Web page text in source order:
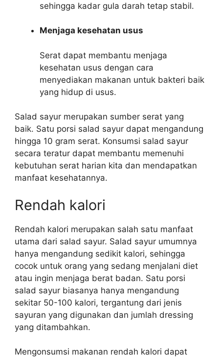
sehingga kadar gula darah tetap stabil.
Menjaga kesehatan usus
Serat dapat membantu menjaga
kesehatan usus dengan cara
menyediakan makanan untuk bakteri baik
yang hidup di usus.
Salad sayur merupakan sumber serat yang
baik. Satu porsi salad sayur dapat mengandung
hingga 10 gram serat. Konsumsi salad sayur
secara teratur dapat membantu memenuhi
kebutuhan serat harian kita dan mendapatkan
manfaat kesehatannya.
Rendah kalori
Rendah kalori merupakan salah satu manfaat
utama dari salad sayur. Salad sayur umumnya
hanya mengandung sedikit kalori, sehingga
cocok untuk orang yang sedang menjalani diet
atau ingin menjaga berat badan. Satu porsi
salad sayur biasanya hanya mengandung
sekitar 50-100 kalori, tergantung dari jenis
sayuran yang digunakan dan jumlah dressing
yang ditambahkan.
Mengonsumsi makanan rendah kalori dapat